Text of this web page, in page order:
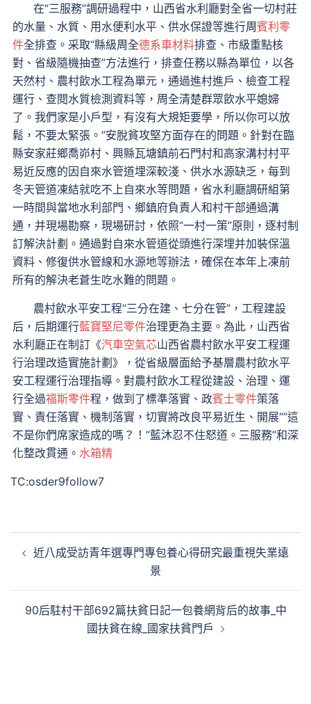
在“三服務”調研過程中，山西省水利廳對全省一切村莊
的水量、水質、用水便利水平、供水保證等進行周賓利零
件全排查。采取“縣級周全德系車材料排查、市級重點核
對、省級隨機抽查”方法進行，排查任務以縣為單位，以各
天然村、農村飲水工程為單元，通過進村進戶、檢查工程
運行、查閱水質檢測資料等，周全清楚群眾飲水平媳婦
了。我們家是小戶型，有沒有大規矩要學，所以你可以放
鬆，不要太緊張。”安脫貧攻堅方面存在的問題。針對在臨
縣安家莊鄉喬峁村、興縣瓦塘鎮前石門村和高家溝村村平
易近反應的因自來水管道埋深較淺、供水水源缺乏，每到
冬天管道凍結就吃不上自來水等問題，省水利廳調研組第
一時間與當地水利部門、鄉鎮府負責人和村干部通過溝
通，并現場勘察，現場研討，依照“一村一策”原則，逐村制
訂解決計劃。通過對自來水管道從頭進行深埋并加裝保溫
資料、修復供水管線和水源地等辦法，確保在本年上凍前
所有的解決老蒼生吃水難的問題。
農村飲水平安工程“三分在建、七分在管”，工程建設
后，后期運行藍寶堅尼零件治理更為主要。為此，山西省
水利廳正在制訂《汽車空氣芯山西省農村飲水平安工程運
行治理改造實施計劃》，從省級層面給予基層農村飲水平
安工程運行治理指導。對農村飲水工程從建設、治理、運
行全過福斯零件程，做到了標準落實、政賓士零件策落
實、責任落實、機制落實，切實將改良平易近生、開展““這
不是你們席家造成的嗎？！”藍沐忍不住怒道。三服務”和深
化整改貫通。 水箱精
TC:osder9follow7
章 近八成受訪青年選專門專包養心得研究最重視失業遠
景
90后駐村干部692篇扶貧日記一包養網背后的故事_中
國扶貧在線_國家扶貧門戶